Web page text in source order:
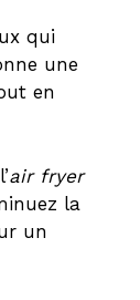
qui
une
en
air fryer
la
un